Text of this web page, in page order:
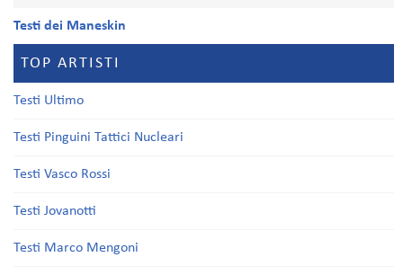
Testi dei Maneskin
TOP ARTISTI
Testi Ultimo
Testi Pinguini Tattici Nucleari
Testi Vasco Rossi
Testi Jovanotti
Testi Marco Mengoni